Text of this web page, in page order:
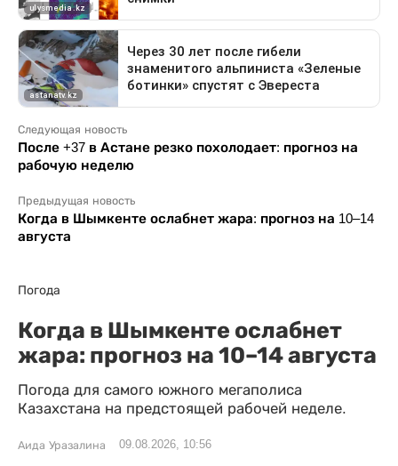
Следующая новость
После +37 в Астане резко похолодает: прогноз на
рабочую неделю
Предыдущая новость
Когда в Шымкенте ослабнет жара: прогноз на 10–14
августа
Погода
Когда в Шымкенте ослабнет
жара: прогноз на 10–14 августа
Погода для самого южного мегаполиса
Казахстана на предстоящей рабочей неделе.
Аида Уразалина 09.08.2026, 10:56